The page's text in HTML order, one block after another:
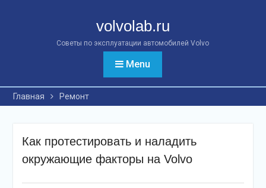
volvolab.ru
Советы по эксплуатации автомобилей Volvo
Menu
Главная Ремонт
Как протестировать и наладить
окружающие факторы на Volvo